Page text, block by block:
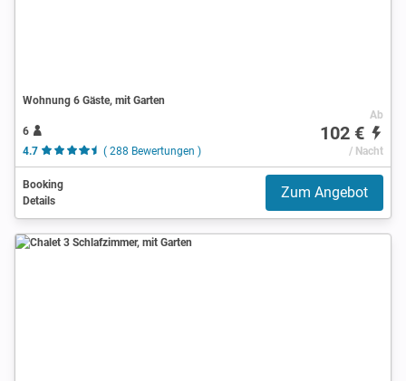
Wohnung 6 Gäste, mit Garten
6
4.7
( 288 Bewertungen )
Ab
102 €
/ Nacht
Booking
Details
Zum Angebot